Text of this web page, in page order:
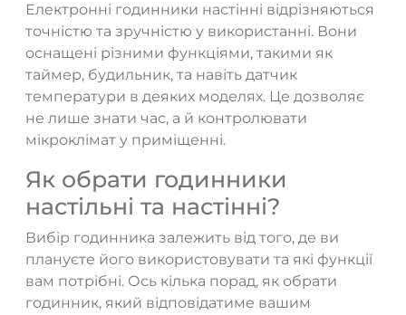
Електронні годинники настінні відрізняються
точністю та зручністю у використанні. Вони
оснащені різними функціями, такими як
таймер, будильник, та навіть датчик
температури в деяких моделях. Це дозволяє
не лише знати час, а й контролювати
мікроклімат у приміщенні.
Як обрати годинники
настільні та настінні?
Вибір годинника залежить від того, де ви
плануєте його використовувати та які функції
вам потрібні. Ось кілька порад, як обрати
годинник, який відповідатиме вашим